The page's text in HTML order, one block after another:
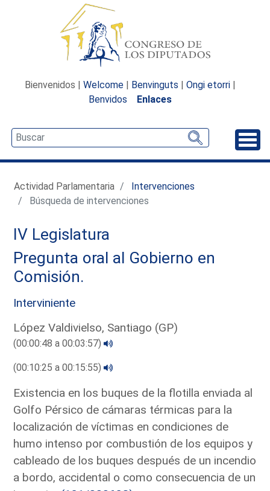
Bienvenidos | Welcome | Benvinguts | Ongi etorri |
Benvidos
Enlaces
Actividad Parlamentaria
Intervenciones
Búsqueda de intervenciones
IV Legislatura
Pregunta oral al Gobierno en
Comisión.
Interviniente
López Valdivielso, Santiago (GP)
(00:00:48 a 00:03:57)
(00:10:25 a 00:15:55)
Existencia en los buques de la flotilla enviada al
Golfo Pérsico de cámaras térmicas para la
localización de víctimas en condiciones de
humo intenso por combustión de los equipos y
cableado de los buques después de un incendio
a bordo, accidental o como consecuencia de un